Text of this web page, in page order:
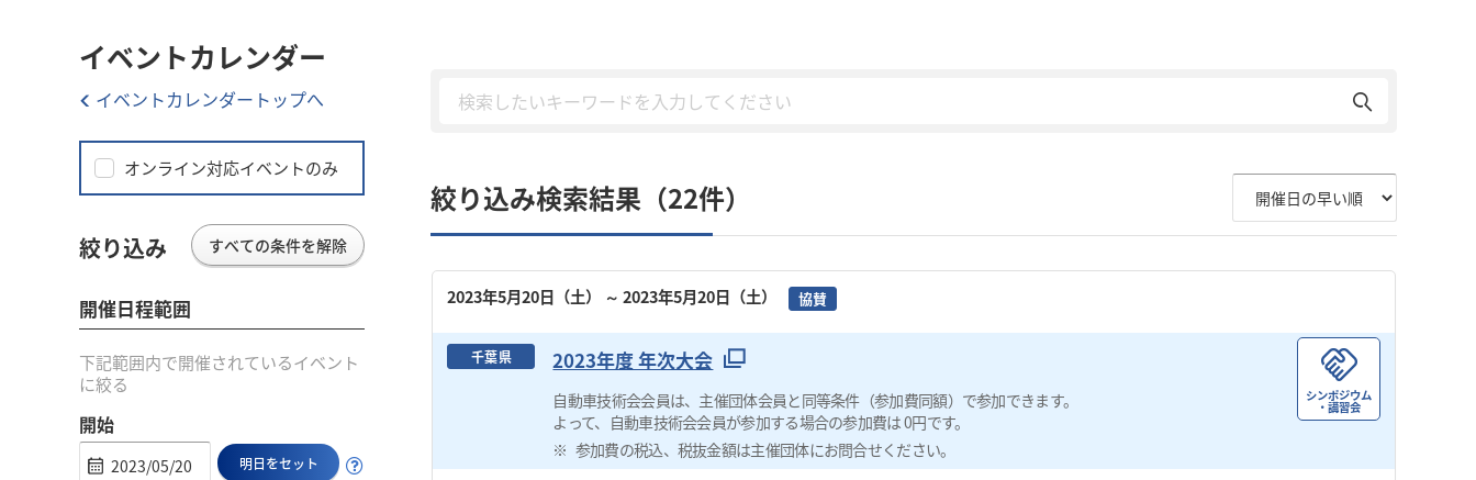
絞り込み検索結果（22件）
2023年5月20日（土） ～ 2023年5月20日（土） 協賛
千葉県 2023年度 年次大会
自動車技術会会員は、主催団体会員と同等条件（参加費同額）で参加できます。
よって、自動車技術会会員が参加する場合の参加費は 0円です。
参加費の税込、税抜金額は主催団体にお問合せください。
シンポジウム
・講習会
イベントカレンダー
イベントカレンダートップへ
オンライン対応イベントのみ
絞り込み すべての条件を解除
開催日程範囲
下記範囲内で開催されているイベント
に絞る
開始
明日をセット